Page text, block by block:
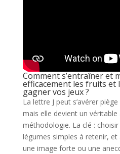
Comment s’entraîner et
efficacement les fruits et
gagner vos jeux ?
La lettre J peut s’avérer
mais elle devient un
méthodologie. La clé :
légumes simples à retenir,
une image forte ou une